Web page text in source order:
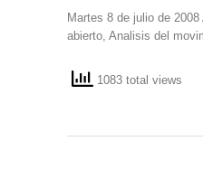
Martes 8 de julio de
abierto, Analisis del
1083 total views